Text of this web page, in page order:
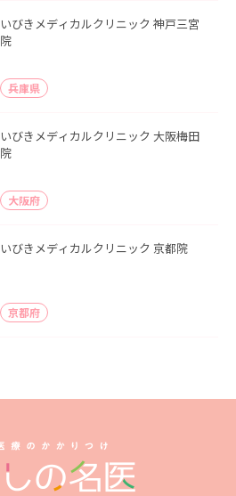
いびきメディカルクリニック 神戸三宮
院
兵庫県
いびきメディカルクリニック 大阪梅田
院
大阪府
いびきメディカルクリニック 京都院
京都府